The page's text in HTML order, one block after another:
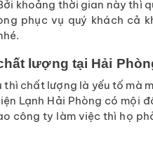
khoảng thời gian này thì
phục vụ quý khách
lượng tại Hải
chất lượng là yếu tố mà
Lạnh Hải Phòng có mội
công ty làm việc thì họ